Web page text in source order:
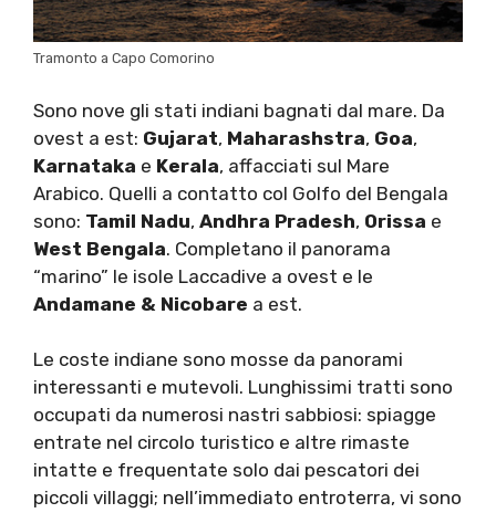
Tramonto a Capo Comorino
Sono nove gli stati indiani bagnati dal mare. Da
ovest a est: Gujarat, Maharashstra, Goa,
Karnataka e Kerala, affacciati sul Mare
Arabico. Quelli a contatto col Golfo del Bengala
sono: Tamil Nadu, Andhra Pradesh, Orissa e
West Bengala. Completano il panorama
“marino” le isole Laccadive a ovest e le
Andamane & Nicobare a est.
Le coste indiane sono mosse da panorami
interessanti e mutevoli. Lunghissimi tratti sono
occupati da numerosi nastri sabbiosi: spiagge
entrate nel circolo turistico e altre rimaste
intatte e frequentate solo dai pescatori dei
piccoli villaggi; nell’immediato entroterra, vi sono